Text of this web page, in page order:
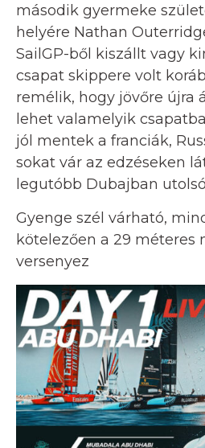
második gyermeke
helyére Nathan
SailGP-ből kiszállt vagy
csapat skippere volt
remélik, hogy jövőre újra
lehet valamelyik
jól mentek a franciák,
sokat vár az edzéseken
legutóbb Dubajban
Gyenge szél várható,
kötelezően a 29 méteres
versenyez